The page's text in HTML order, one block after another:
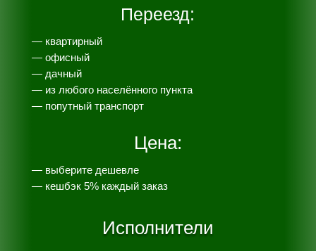
Переезд:
— квартирный
— офисный
— дачный
— из любого населённого пункта
— попутный транспорт
Цена:
— выберите дешевле
— кешбэк 5% каждый заказ
Исполнители